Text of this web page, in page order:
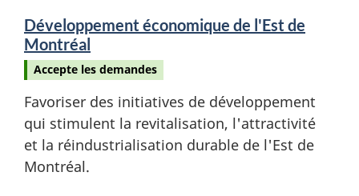
Développement économique de l'Est de
Montréal
Accepte les demandes
Favoriser des initiatives de développement
qui stimulent la revitalisation, l'attractivité
et la réindustrialisation durable de l'Est de
Montréal.